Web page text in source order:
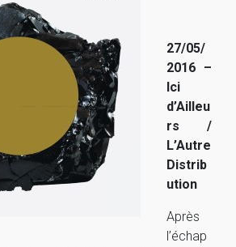
27/05/
2016 –
Ici
d’Ailleu
rs /
L’Autre
Distrib
ution
Après
l’échap